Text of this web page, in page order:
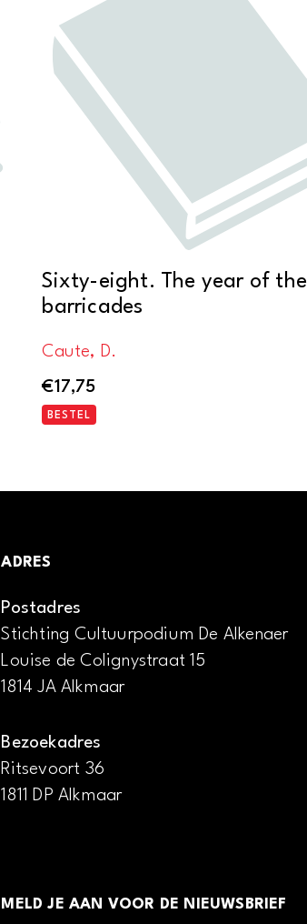
Sixty-eight. The year of the
barricades
Caute, D.
€17,75
BESTEL
ADRES
Postadres
Stichting Cultuurpodium De Alkenaer
Louise de Colignystraat 15
1814 JA Alkmaar
Bezoekadres
Ritsevoort 36
1811 DP Alkmaar
MELD JE AAN VOOR DE NIEUWSBRIEF